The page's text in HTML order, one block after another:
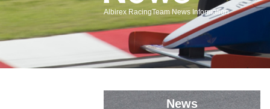
Albirex RacingTeam News Information
News